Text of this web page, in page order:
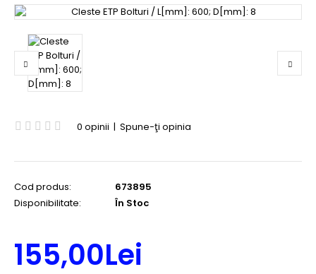
0 opinii | Spune-ţi opinia
Cod produs:
673895
Disponibilitate:
În Stoc
155,00Lei